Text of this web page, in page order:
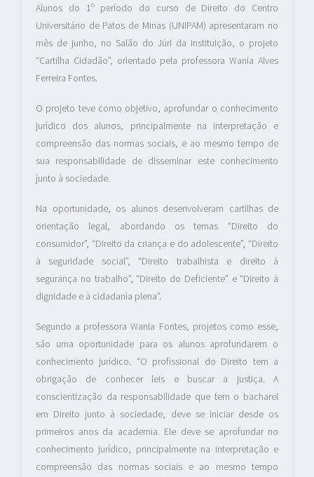
Alunos do 1º período do curso de Direito do Centro
Universitário de Patos de Minas (UNIPAM) apresentaram no
mês de junho, no Salão do Júri da instituição, o projeto
“Cartilha Cidadão”, orientado pela professora Wania Alves
Ferreira Fontes.
O projeto teve como objetivo, aprofundar o conhecimento
jurídico dos alunos, principalmente na interpretação e
compreensão das normas sociais, e ao mesmo tempo de
sua responsabilidade de disseminar este conhecimento
junto à sociedade.
Na oportunidade, os alunos desenvolveram cartilhas de
orientação legal, abordando os temas “Direito do
consumidor”, “Direito da criança e do adolescente”, “Direito
à seguridade social”, “Direito trabalhista e direito à
segurança no trabalho”, “Direito do Deficiente” e “Direito à
dignidade e à cidadania plena”.
Segundo a professora Wania Fontes, projetos como esse,
são uma oportunidade para os alunos aprofundarem o
conhecimento jurídico. “O profissional do Direito tem a
obrigação de conhecer leis e buscar a justiça. A
conscientização da responsabilidade que tem o bacharel
em Direito junto à sociedade, deve se iniciar desde os
primeiros anos da academia. Ele deve se aprofundar no
conhecimento jurídico, principalmente na interpretação e
compreensão das normas sociais e ao mesmo tempo